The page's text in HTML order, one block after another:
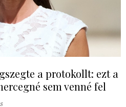
a protokollt: ezt a
sem venné fel